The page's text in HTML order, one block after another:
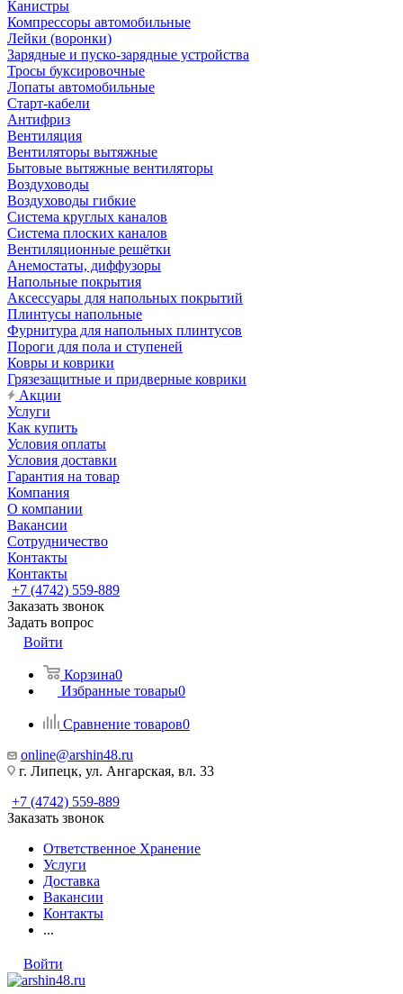
Канистры
Компрессоры автомобильные
Лейки (воронки)
Зарядные и пуско-зарядные устройства
Тросы буксировочные
Лопаты автомобильные
Старт-кабели
Антифриз
Вентиляция
Вентиляторы вытяжные
Бытовые вытяжные вентиляторы
Воздуховоды
Воздуховоды гибкие
Система круглых каналов
Система плоских каналов
Вентиляционные решётки
Анемостаты, диффузоры
Напольные покрытия
Аксессуары для напольных покрытий
Плинтусы напольные
Фурнитура для напольных плинтусов
Пороги для пола и ступеней
Ковры и коврики
Грязезащитные и придверные коврики
Акции
Услуги
Как купить
Условия оплаты
Условия доставки
Гарантия на товар
Компания
О компании
Вакансии
Сотрудничество
Контакты
Контакты
+7 (4742) 559-889
Заказать звонок
Задать вопрос
Войти
Корзина0
Избранные товары0
Сравнение товаров0
online@arshin48.ru
г. Липецк, ул. Ангарская, вл. 33
+7 (4742) 559-889
Заказать звонок
Ответственное Хранение
Услуги
Доставка
Вакансии
Контакты
...
Войти